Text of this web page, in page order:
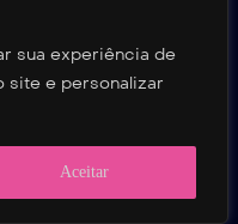
sua experiência de
site e personalizar
Aceitar
Filmes